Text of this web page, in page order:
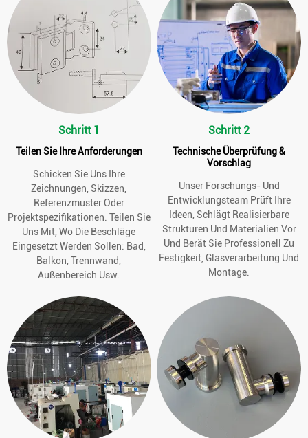
Schritt 1
Teilen Sie Ihre Anforderungen
Schicken Sie Uns Ihre
Zeichnungen, Skizzen,
Referenzmuster Oder
Projektspezifikationen. Teilen Sie
Uns Mit, Wo Die Beschläge
Eingesetzt Werden Sollen: Bad,
Balkon, Trennwand,
Außenbereich Usw.
Schritt 2
Technische Überprüfung &
Vorschlag
Unser Forschungs- Und
Entwicklungsteam Prüft Ihre
Ideen, Schlägt Realisierbare
Strukturen Und Materialien Vor
Und Berät Sie Professionell Zu
Festigkeit, Glasverarbeitung Und
Montage.